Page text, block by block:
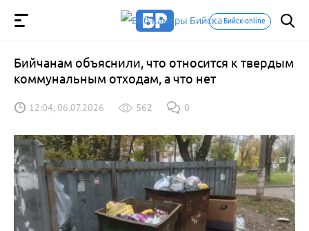
Бийск-online
Бийчанам объяснили, что относится к твердым
коммунальным отходам, а что нет
12:04, 06.07.2026 562 0